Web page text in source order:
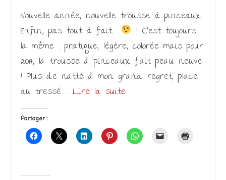
Nouvelle année, nouvelle trousse à pinceaux.
Enfin, pas tout à fait
! C’est toujours
la même : pratique, légère, colorée mais pour
2017, la trousse à pinceaux fait peau neuve
! Plus de natté à mon grand regret, place
au tressé … Lire la suite­­
Partager :